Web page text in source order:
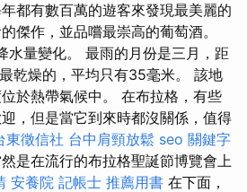
都有數百萬的遊客來發現最美麗的
傑作，並品嚐最崇高的葡萄酒。
量變化。 最雨的月份是三月，距
乾燥的，平均只有35毫米。 該地
於熱帶氣候中。 在布拉格，有些
，但是當它到來時都沒關係，值得
東徵信社 台中肩頸放鬆 seo 關鍵字
是在流行的布拉格聖誕節博覽會上
安養院 記帳士 推薦用書 在下面，